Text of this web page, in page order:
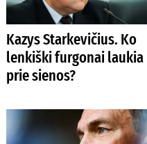
Kazys Starkevičius. Ko
lenkiški furgonai laukia
prie sienos?